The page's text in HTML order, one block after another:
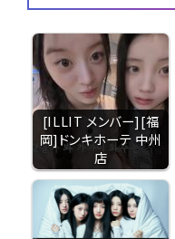
[ILLIT メンバー][福
岡]ドンキホーテ 中州
店